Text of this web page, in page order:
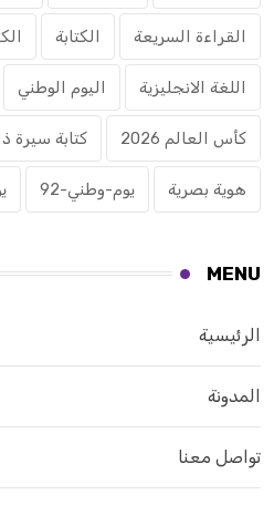
القراءة السريعة الكتابة
اللغة الانجليزية اليوم الوطني
كأس العالم 2026 كتابة سيرة
هوية بصرية يوم-وطني-92
MENU
الرئيسية
المدونة
تواصل معنا